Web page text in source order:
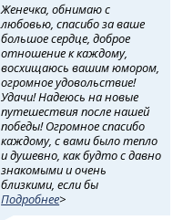
Женечка, обнимаю с
любовью, спасибо за ваше
большое сердце, доброе
отношение к каждому,
восхищаюсь вашим юмором,
огромное удовольствие!
Удачи! Надеюсь на новые
путешествия после нашей
победы! Огромное спасибо
каждому, с вами было тепло
и душевно, как будто с давно
знакомыми и очень
близкими, если бы
Подробнее>